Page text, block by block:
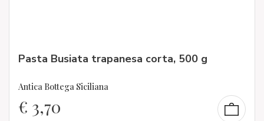
Pasta Busiata trapanesa corta, 500 g
Antica Bottega Siciliana
€ 3,70